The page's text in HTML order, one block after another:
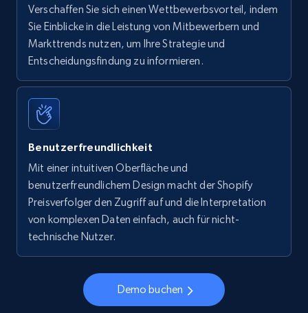
Verschaffen Sie sich einen Wettbewerbsvorteil, indem
Sie Einblicke in die Leistung von Mitbewerbern und
Markttrends nutzen, um Ihre Strategie und
Entscheidungsfindung zu informieren.
Benutzerfreundlichkeit
Mit einer intuitiven Oberfläche und
benutzerfreundlichem Design macht der Shopify
Preisverfolger den Zugriff auf und die Interpretation
von komplexen Daten einfach, auch für nicht-
technische Nutzer.
Demo buchen